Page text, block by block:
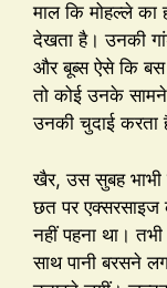
माल कि मोहल्ले
देखता है। उनकी
और बूब्स ऐसे कि बस
तो कोई उनके सामने
उनकी चुदाई करता
खैर, उस सुबह
छत पर एक्सरसाइज
नहीं पहना था।
साथ पानी बरसने